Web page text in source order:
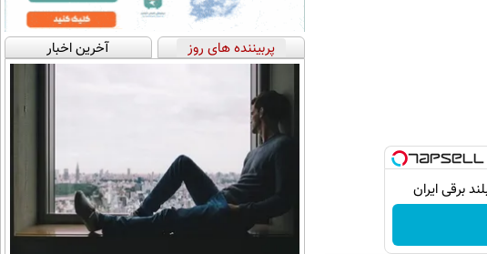
پربیننده های روز آخرین اخبار